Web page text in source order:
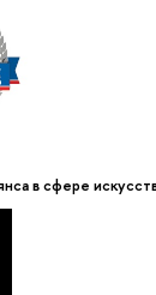
в сфере